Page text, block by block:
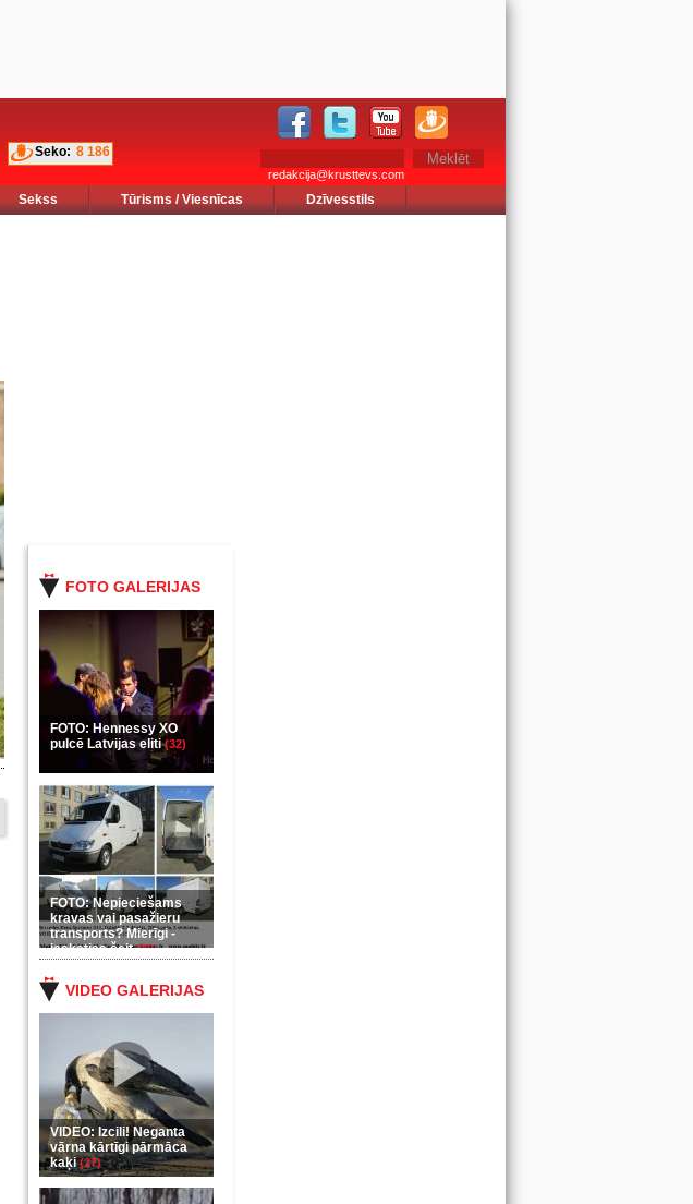
Seko: 8 186
redakcija@krusttevs.com
Sekss Tūrisms / Viesnīcas Dzīvesstils
FOTO GALERIJAS
FOTO: Hennessy XO
pulcē Latvijas eliti(32)
FOTO: Nepieciešams
kravas vai pasažieru
transports? Mierīgi -
ieskaties šeit(35)
VIDEO GALERIJAS
VIDEO: Izcili! Neganta
vārna kārtīgi pārmāca
kaķi(37)